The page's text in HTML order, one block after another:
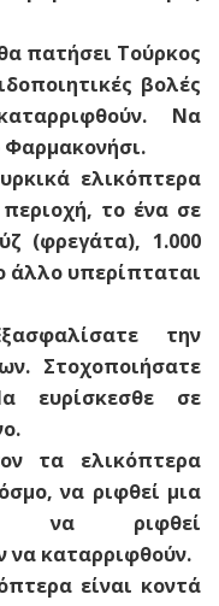
πατήσει Τούρκος
βολές
Να
Φαρμακονήσι.
ελικόπτερα
το ένα σε
(φρεγάτα), 1.000
άλλο υπερίπταται
την
Στοχοποιήσατε
ευρίσκεσθε σε
τα ελικόπτερα
να ριφθεί μια
να ριφθεί
να καταρριφθούν.
είναι κοντά